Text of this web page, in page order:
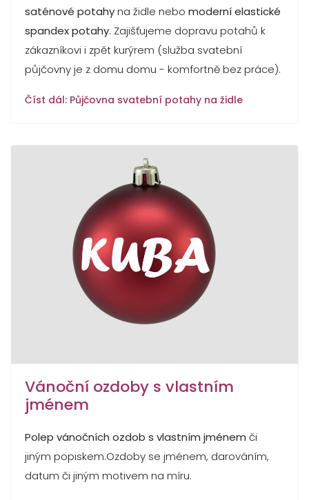
saténové potahyna židle nebo moderní elastické
spandex potahy. Zajišťujeme dopravu potahů k
zákazníkovi i zpět kurýrem (služba svatební
půjčovny je z domu domu - komfortně bez práce).
Číst dál: Půjčovna svatební potahy na židle
Vánoční ozdoby s vlastním
jménem
Polep vánočních ozdob s vlastním jménem či
jiným popiskem.Ozdoby se jménem, darováním,
datum či jiným motivem na míru.